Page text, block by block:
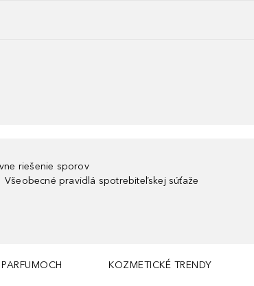
riešenie sporov
Všeobecné pravidlá spotrebiteľskej súťaže
KOZMETICKÉ TRENDY